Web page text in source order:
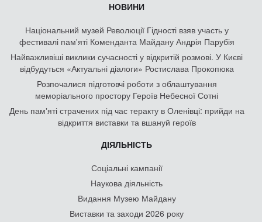
НОВИНИ
Національний музей Революції Гідності взяв участь у
фестивалі пам'яті Коменданта Майдану Андрія Парубія
Найважливіші виклики сучасності у відкритій розмові. У Києві
відбудуться «Актуальні діалоги» Ростислава Прокопюка
Розпочалися підготовчі роботи з облаштування
меморіального простору Героїв Небесної Сотні
День памʼяті страчених під час теракту в Оленівці: прийди на
відкриття виставки та вшануй героїв
ДІЯЛЬНІСТЬ
Соціальні кампанії
Наукова діяльність
Видання Музею Майдану
Виставки та заходи 2026 року